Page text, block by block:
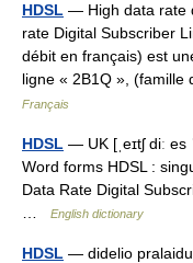
HDSL — High data rate
rate Digital Subscriber
débit en français) est
ligne « 2B1Q »,
Français
HDSL — UK [ˌeɪtʃ diː es
Word forms HDSL :
Data Rate Digital
English dictionary
HDSL — didelio